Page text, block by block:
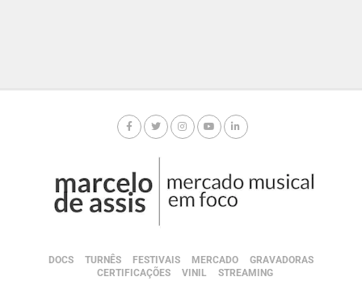
DOCS TURNÊS FESTIVAIS MERCADO
GRAVADORAS
CERTIFICAÇÕES
VINIL STREAMING